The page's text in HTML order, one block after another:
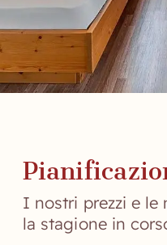
I nostri prezzi e le
la stagione in